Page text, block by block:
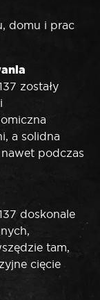
domu i prac
zostały
a solidna
podczas
doskonale
tam,
cięcie